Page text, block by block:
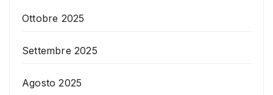
Ottobre 2025
Settembre 2025
Agosto 2025